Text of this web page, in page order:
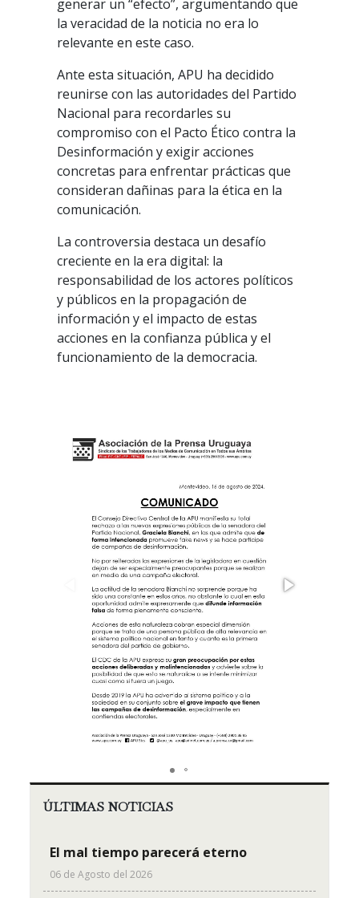
generar un “efecto”, argumentando que
la veracidad de la noticia no era lo
relevante en este caso.
Ante esta situación, APU ha decidido
reunirse con las autoridades del Partido
Nacional para recordarles su
compromiso con el Pacto Ético contra la
Desinformación y exigir acciones
concretas para enfrentar prácticas que
consideran dañinas para la ética en la
comunicación.
La controversia destaca un desafío
creciente en la era digital: la
responsabilidad de los actores políticos
y públicos en la propagación de
información y el impacto de estas
acciones en la confianza pública y el
funcionamiento de la democracia.
ÚLTIMAS NOTICIAS
El mal tiempo parecerá eterno
06 de Agosto del 2026